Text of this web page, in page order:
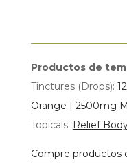
Productos de
Tinctures (Drops):
Orange | 2500mg
Topicals: Relief
Compre productos